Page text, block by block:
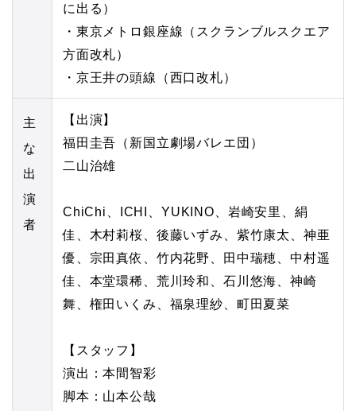
に出る）
・東京メトロ銀座線（スクランブルスクエア
方面改札）
・京王井の頭線（西口改札）
主
な
出
演
者
【出演】
福田圭吾（新国立劇場バレエ団）
二山治雄
ChiChi、ICHI、YUKINO、岩崎安里、絹
佳、木村莉桜、後藤いずみ、紫竹康太、神亜
優、宗田真依、竹内花野、田中瑞穂、中村遥
佳、本堂環稀、荒川玲和、石川悠海、神崎
舞、権田いくみ、福泉理紗、町田夏菜
【スタッフ】
演出：本間智彩
脚本：山本公哉